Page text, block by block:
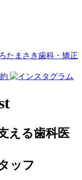
える歯科医
ッフ